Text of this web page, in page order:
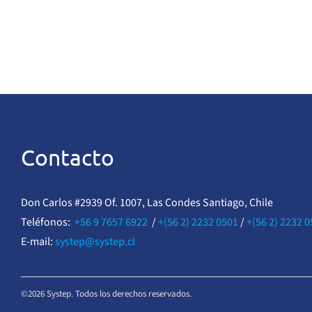
Contacto
Don Carlos #2939 Of. 1007, Las Condes Santiago, Chile
Teléfonos: +56 9 7657 6922/+(56 2) 2232 0501/+(56 2) 2232
E-mail: systep@systep.cl
©2026 Systep. Todos los derechos reservados.